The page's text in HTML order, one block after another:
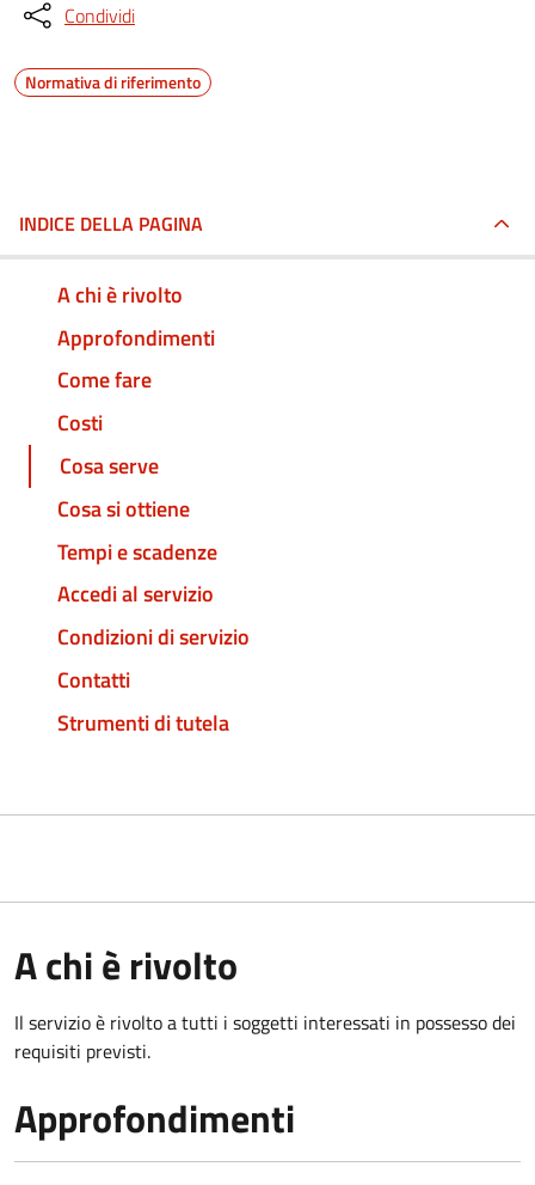
Condividi
Normativa di riferimento
INDICE DELLA PAGINA
A chi è rivolto
Approfondimenti
Come fare
Costi
Cosa serve
Cosa si ottiene
Tempi e scadenze
Accedi al servizio
Condizioni di servizio
Contatti
Strumenti di tutela
A chi è rivolto
Il servizio è rivolto a tutti i soggetti interessati in possesso dei
requisiti previsti.
Approfondimenti